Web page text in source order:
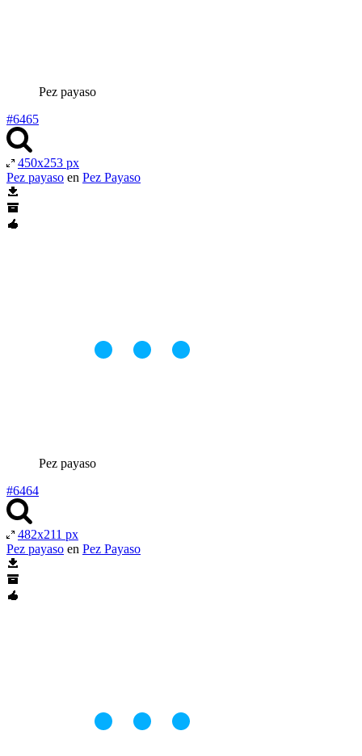
Pez payaso
#6465
450x253 px
Pez payaso en Pez Payaso
Pez payaso
#6464
482x211 px
Pez payaso en Pez Payaso